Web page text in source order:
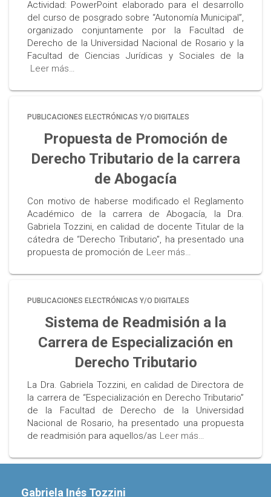
Actividad: PowerPoint elaborado para el desarrollo
del curso de posgrado sobre “Autonomía Municipal”,
organizado conjuntamente por la Facultad de
Derecho de la Universidad Nacional de Rosario y la
Facultad de Ciencias Jurídicas y Sociales de la
Leer más…
PUBLICACIONES ELECTRÓNICAS Y/O DIGITALES
Propuesta de Promoción de
Derecho Tributario de la carrera
de Abogacía
Con motivo de haberse modificado el Reglamento
Académico de la carrera de Abogacía, la Dra.
Gabriela Tozzini, en calidad de docente Titular de la
cátedra de “Derecho Tributario”, ha presentado una
propuesta de promoción de Leer más…
PUBLICACIONES ELECTRÓNICAS Y/O DIGITALES
Sistema de Readmisión a la
Carrera de Especialización en
Derecho Tributario
La Dra. Gabriela Tozzini, en calidad de Directora de
la carrera de “Especialización en Derecho Tributario”
de la Facultad de Derecho de la Universidad
Nacional de Rosario, ha presentado una propuesta
de readmisión para aquellos/as Leer más…
Gabriela Inés Tozzini